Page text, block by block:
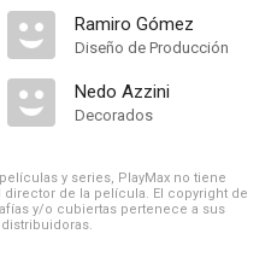
Ramiro Gómez
Diseño de Producción
Nedo Azzini
Decorados
y series, PlayMax no tiene
de la película. El copyright de
y/o cubiertas pertenece a sus